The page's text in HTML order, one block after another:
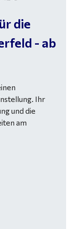
die
- ab
Ihr
und die
am